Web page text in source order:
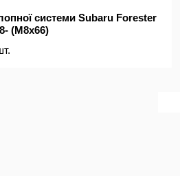
системи Subaru Forester
(M8x66)